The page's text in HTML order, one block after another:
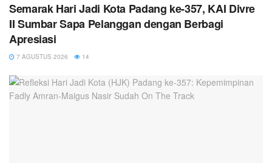
Semarak Hari Jadi Kota Padang ke-357, KAI Divre
II Sumbar Sapa Pelanggan dengan Berbagi
Apresiasi
7 AGUSTUS 2026 14